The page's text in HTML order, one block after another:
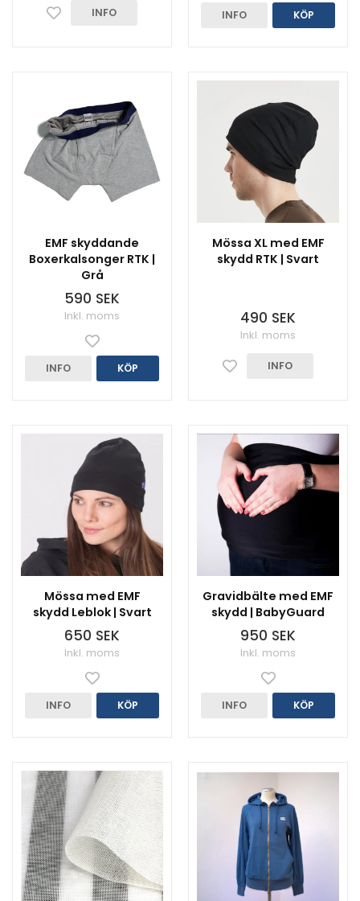
INFO INFO KÖP
EMF skyddande
Boxerkalsonger RTK |
Grå
590 SEK
Inkl. moms
INFO KÖP
Mössa XL med EMF
skydd RTK | Svart
490 SEK
Inkl. moms
INFO
Mössa med EMF
skydd Leblok | Svart
650 SEK
Inkl. moms
INFO KÖP
Gravidbälte med EMF
skydd | BabyGuard
950 SEK
Inkl. moms
INFO KÖP